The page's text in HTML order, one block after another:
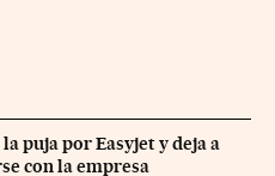
puja por Easyjet y deja a
con la empresa